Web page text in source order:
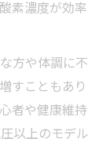
素濃度が効率
方や体調に不
すこともあり
者や健康維持
以上のモデル